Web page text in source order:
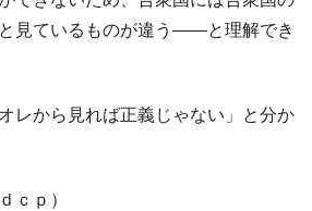
見ているものが違う――と理解でき
レから見れば正義じゃない」と分か
ｃｐ）